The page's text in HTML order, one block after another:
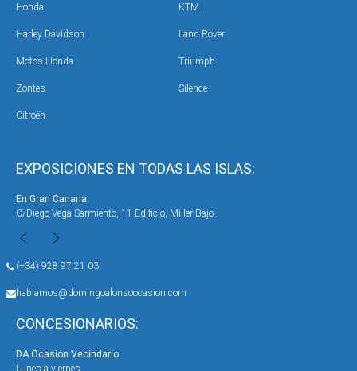
EXPOSICIONES EN TODAS LAS ISLAS:
En Gran Canaria:
C/Diego Vega Sarmiento, 11 Edificio, Miller Bajo
(+34) 928 97 21 03
hablamos@domingoalonsoocasion.com
CONCESIONARIOS:
DA Ocasión Vecindario
Lunes a viernes
Honda KTM
Harley Davidson Land Rover
Motos Honda Triumph
Zontes Silence
Citroën